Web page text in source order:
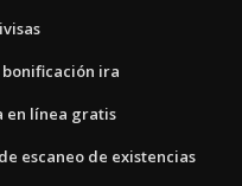
ira
en línea gratis
escaneo de existencias